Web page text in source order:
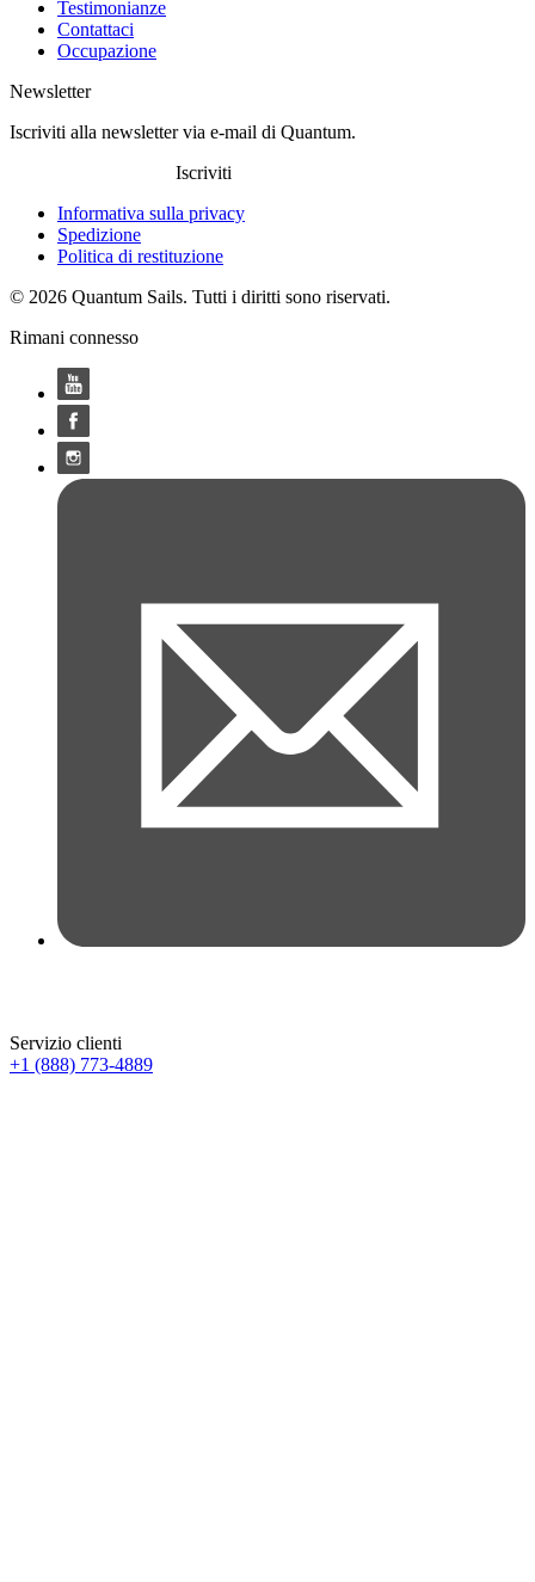
Testimonianze
Contattaci
Occupazione
Newsletter
Iscriviti alla newsletter via e-mail di Quantum.
Iscriviti
Informativa sulla privacy
Spedizione
Politica di restituzione
© 2026 Quantum Sails. Tutti i diritti sono riservati.
Rimani connesso
Servizio clienti
+1 (888) 773-4889